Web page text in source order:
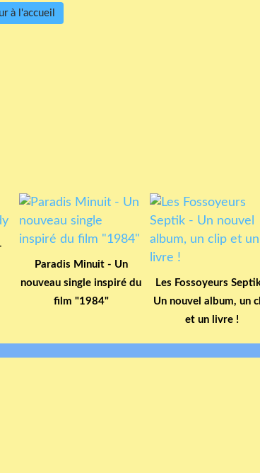
à l'accueil
Paradis Minuit - Un
nouveau single inspiré du
film "1984"
Les Fossoyeurs
Un nouvel album, un
et un livre !